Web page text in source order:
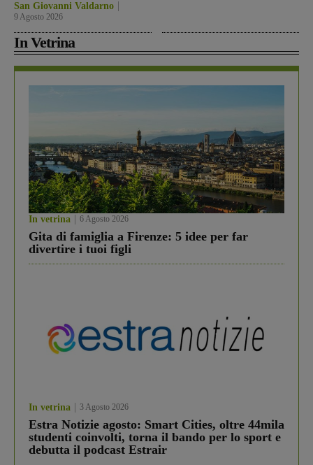
San Giovanni Valdarno
9 Agosto 2026
In Vetrina
In vetrina 6 Agosto 2026
Gita di famiglia a Firenze: 5 idee per far
divertire i tuoi figli
In vetrina 3 Agosto 2026
Estra Notizie agosto: Smart Cities, oltre 44mila
studenti coinvolti, torna il bando per lo sport e
debutta il podcast Estrair